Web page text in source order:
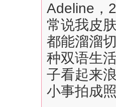
Adeline，
常说我皮
都能溜溜
种双语生
子看起来
小事拍成